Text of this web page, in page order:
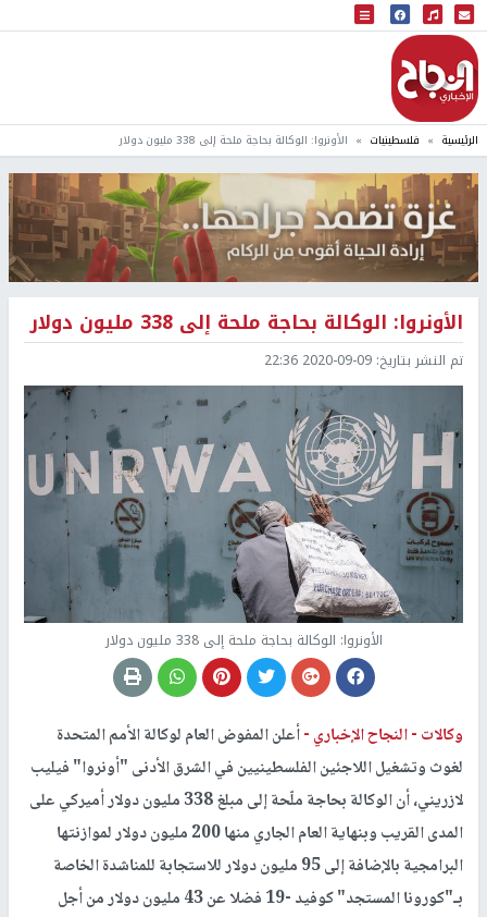
البث المباشر
إذاعة النجاح
الرئيسية فلسطينيات الأونروا: الوكالة بحاجة ملحة إلى 338 مليون دولار
الأونروا: الوكالة بحاجة ملحة إلى 338 مليون دولار
تم النشر بتاريخ: 2020-09-09 22:36
الأونروا: الوكالة بحاجة ملحة إلى 338 مليون دولار
وكالات -النجاح الإخباري -أعلن المفوض العام لوكالة الأمم المتحدة
لغوث وتشغيل اللاجئين الفلسطينيين في الشرق الأدنى "أونروا" فيليب
لازريني، أن الوكالة بحاجة ملّحة إلى مبلغ 338 مليون دولار أميركي على
المدى القريب وبنهاية العام الجاري منها 200 مليون دولار لموازنتها
البرامجية بالإضافة إلى 95 مليون دولار للاستجابة للمناشدة الخاصة
بـ"كورونا المستجد" كوفيد -19 فضلا عن 43 مليون دولار من أجل